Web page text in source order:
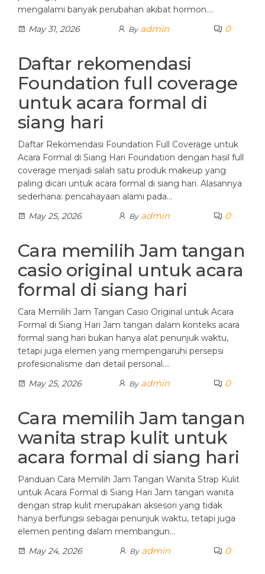
mengalami banyak perubahan akibat hormon.…
May 31, 2026
By admin 0
Daftar rekomendasi
Foundation full coverage
untuk acara formal di
siang hari
Daftar Rekomendasi Foundation Full Coverage untuk
Acara Formal di Siang Hari Foundation dengan hasil full
coverage menjadi salah satu produk makeup yang
paling dicari untuk acara formal di siang hari. Alasannya
sederhana: pencahayaan alami pada…
May 25, 2026
By admin 0
Cara memilih Jam tangan
casio original untuk acara
formal di siang hari
Cara Memilih Jam Tangan Casio Original untuk Acara
Formal di Siang Hari Jam tangan dalam konteks acara
formal siang hari bukan hanya alat penunjuk waktu,
tetapi juga elemen yang mempengaruhi persepsi
profesionalisme dan detail personal.…
May 25, 2026
By admin 0
Cara memilih Jam tangan
wanita strap kulit untuk
acara formal di siang hari
Panduan Cara Memilih Jam Tangan Wanita Strap Kulit
untuk Acara Formal di Siang Hari Jam tangan wanita
dengan strap kulit merupakan aksesori yang tidak
hanya berfungsi sebagai penunjuk waktu, tetapi juga
elemen penting dalam membangun…
May 24, 2026
By admin 0